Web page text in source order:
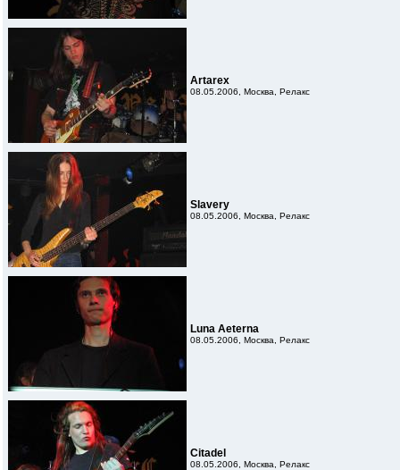
Artarex
08.05.2006, Москва, Релакс
Slavery
08.05.2006, Москва, Релакс
Luna Aeterna
08.05.2006, Москва, Релакс
Citadel
08.05.2006, Москва, Релакс